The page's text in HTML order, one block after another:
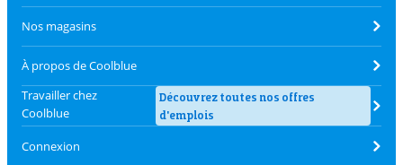
Nos magasins
À propos de Coolblue
Travailler chez
Coolblue
Découvrez toutes nos offres
d'emplois
Connexion